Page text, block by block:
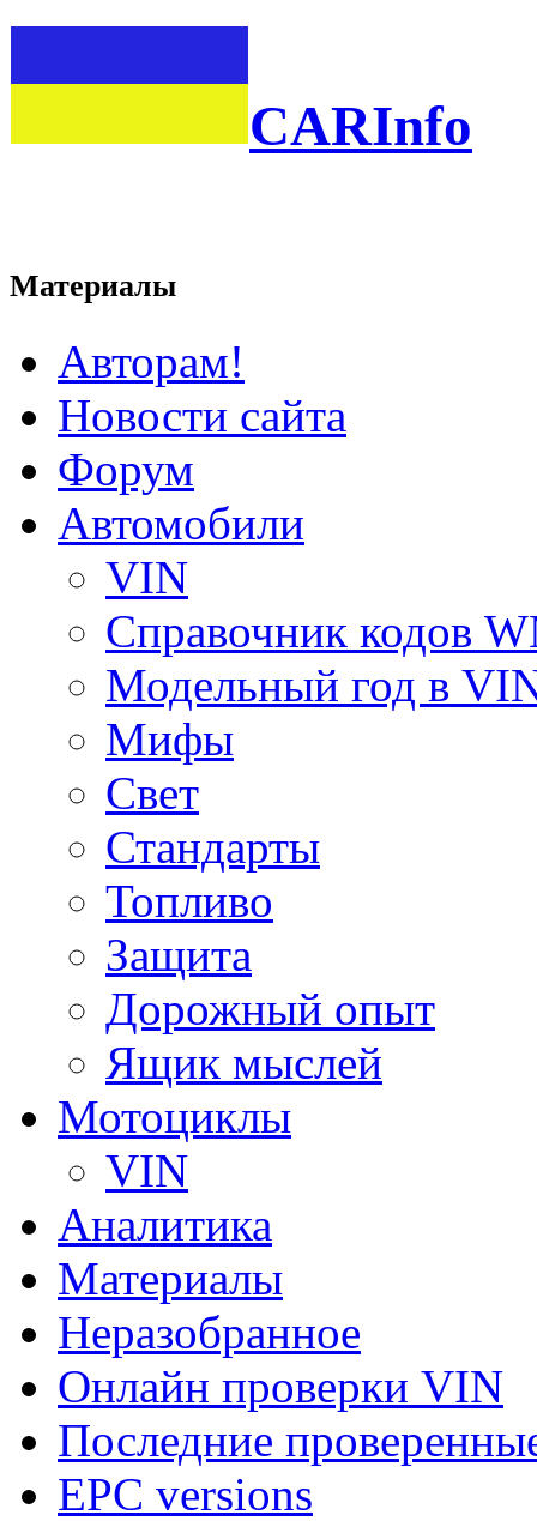
CARInfo
Материалы
Авторам!
Новости сайта
Форум
Автомобили
VIN
Справочник кодов
Модельный год в
Мифы
Свет
Стандарты
Топливо
Защита
Дорожный опыт
Ящик мыслей
Мотоциклы
VIN
Аналитика
Материалы
Неразобранное
Онлайн проверки VIN
Последние
EPC versions